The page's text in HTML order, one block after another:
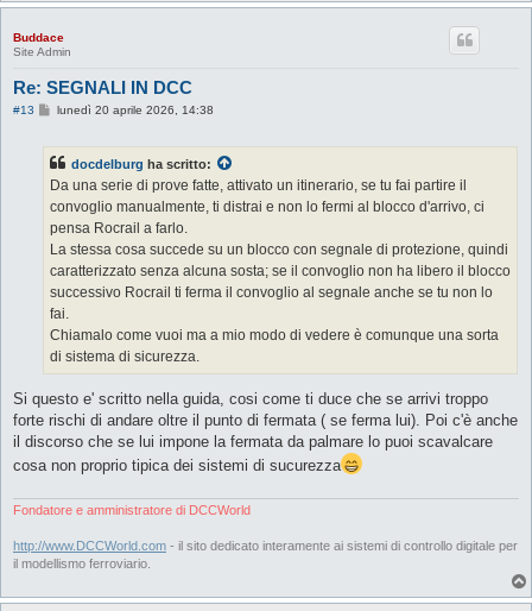
Buddace
Site Admin
Re: SEGNALI IN DCC
#13
M
a
g
i
o
lunedì 20 aprile 2026, 14:38
docdelburg ha scritto:
Da una serie di prove fatte, attivato un itinerario, se tu fai partire il
convoglio manualmente, ti distrai e non lo fermi al blocco d'arrivo, ci
pensa Rocrail a farlo.
La stessa cosa succede su un blocco con segnale di protezione, quindi
caratterizzato senza alcuna sosta; se il convoglio non ha libero il blocco
successivo Rocrail ti ferma il convoglio al segnale anche se tu non lo
fai.
Chiamalo come vuoi ma a mio modo di vedere è comunque una sorta
di sistema di sicurezza.
Si questo e' scritto nella guida, cosi come ti duce che se arrivi troppo
forte rischi di andare oltre il punto di fermata ( se ferma lui). Poi c'è anche
il discorso che se lui impone la fermata da palmare lo puoi scavalcare
cosa non proprio tipica dei sistemi di sucurezza
Fondatore e amministratore di DCCWorld
http://www.DCCWorld.com - il sito dedicato interamente ai sistemi di controllo digitale per
il modellismo ferroviario.